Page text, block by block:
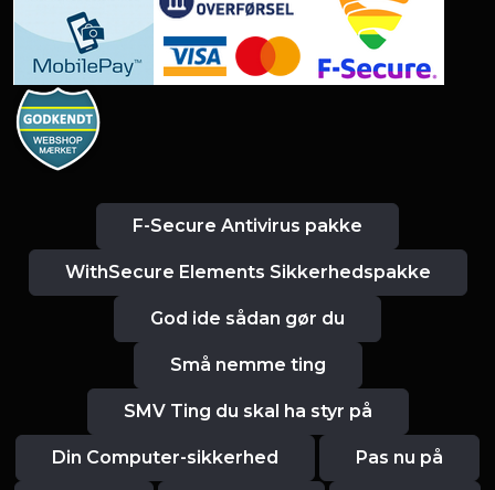
F-Secure Antivirus pakke
WithSecure Elements Sikkerhedspakke
God ide sådan gør du
Små nemme ting
SMV Ting du skal ha styr på
Din Computer-sikkerhed Pas nu på